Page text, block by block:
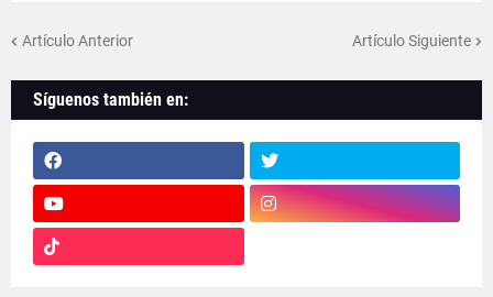
Artículo Anterior Artículo Siguiente
Síguenos también en: